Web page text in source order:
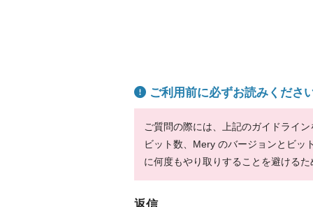
ご利用前に必ずお読みくださ
ご質問の際には、上記のガイドライ
ビット数、Mery のバージョンとビッ
に何度もやり取りすることを避ける